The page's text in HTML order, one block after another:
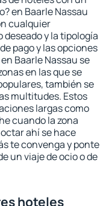
en Baarle Nassau
cualquier
y la tipología
pago y las opciones
Baarle Nassau se
en las que se
también se
multitudes. Estos
largas como
cuando la zona
ahí se hace
te convenga y ponte
un viaje de ocio o de
hoteles